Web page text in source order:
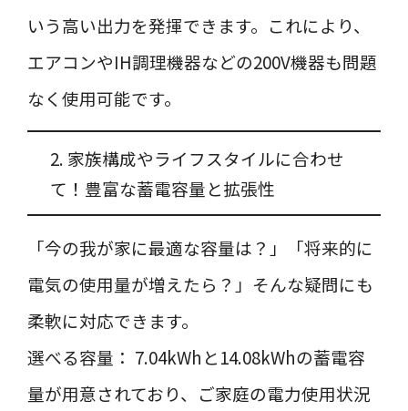
いう高い出力を発揮できます。これにより、
エアコンやIH調理機器などの200V機器も問題
なく使用可能です。
2. 家族構成やライフスタイルに合わせ
て！豊富な蓄電容量と拡張性
「今の我が家に最適な容量は？」「将来的に
電気の使用量が増えたら？」そんな疑問にも
柔軟に対応できます。
選べる容量： 7.04kWhと14.08kWhの蓄電容
量が用意されており、ご家庭の電力使用状況